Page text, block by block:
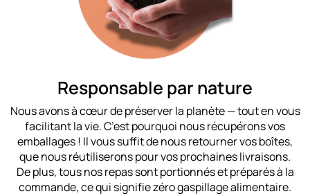
Responsable par nature
Nous avons à cœur de préserver la planète — tout en vous
facilitant la vie. C’est pourquoi nous récupérons vos
emballages ! Il vous suffit de nous retourner vos boîtes,
que nous réutiliserons pour vos prochaines livraisons.
De plus, tous nos repas sont portionnés et préparés à la
commande, ce qui signifie zéro gaspillage alimentaire.